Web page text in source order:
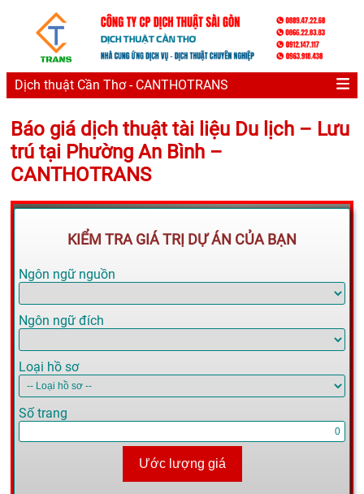
Dịch thuật Cần Thơ - CANTHOTRANS
Báo giá dịch thuật tài liệu Du lịch – Lưu
trú tại Phường An Bình –
CANTHOTRANS
KIỂM TRA GIÁ TRỊ DỰ ÁN CỦA BẠN
Ngôn ngữ nguồn
Ngôn ngữ đích
Loại hồ sơ
Số trang
Ước lượng giá